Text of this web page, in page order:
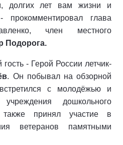
долгих лет вам жизни и
прокомментировал глава
член местного
Подорога.
- Герой России летчик-
. Он побывал на обзорной
с молодёжью и
дошкольного
также принял участие в
ветеранов памятными